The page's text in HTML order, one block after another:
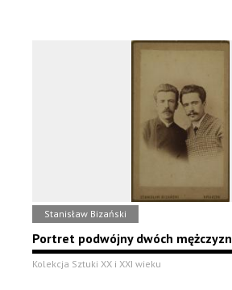
Stanisław Bizański
Portret podwójny dwóch mężczyzn
Kolekcja Sztuki XX i XXI wieku